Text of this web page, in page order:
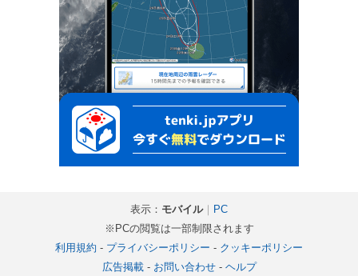
表示： モバイル｜ PC
※PCの閲覧は一部制限されます
利用規約 - プライバシーポリシー - クッキーポリシー
広告掲載- お問い合わせ- ヘルプ